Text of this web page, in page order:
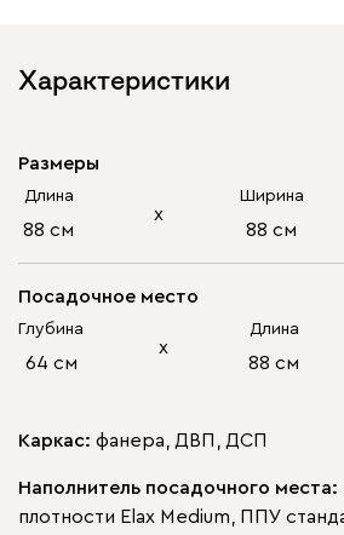
Характеристики
Размеры
Длина
88 см
х
Ширина
88 см
Посадочное место
Глубина
64 см
х
Длина
88 см
Каркас: фанера, ДВП, ДСП
Наполнитель посадочного места:
плотности Elax Medium, ППУ